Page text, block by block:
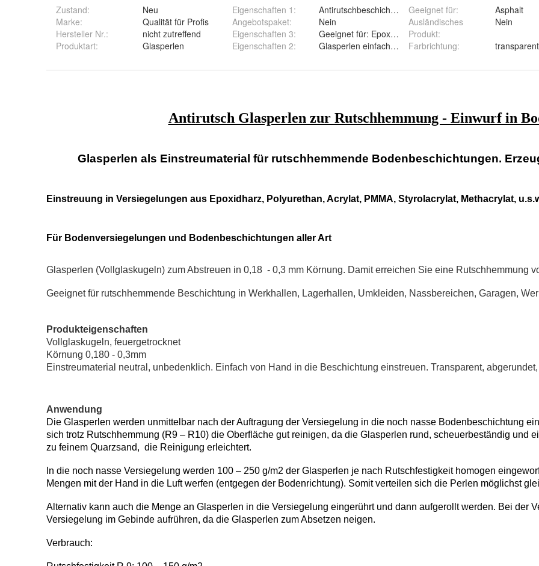
Zustand:
Neu
Marke:
Qualität für Profis
Hersteller Nr.:
nicht zutreffend
Produktart: Glasperlen
Eigenschaften 1 :
Antirutschbeschichtung mit Glasperlen herstellen
Angebotspaket:
Nein
Eigenschaften 3:
Geeignet für: Epoxidharzfarbe und andere Farben und
Eigenschaften 2: Glasperlen einfach einstreuen, Epoxidharzbeschichtung
Geeignet für:
Asphalt
Ausländisches
Produkt:
Nein
Farbrichtung: transparent